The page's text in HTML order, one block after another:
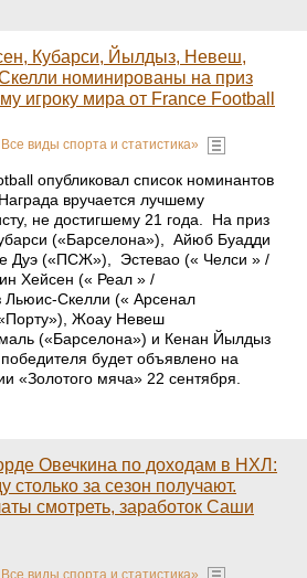
Кубарси, Йылдыз, Невеш,
номинированы на приз
игроку мира от France Football
виды спорта и статистика»
опубликовал список номинантов
вручается лучшему
не достигшему 21 года. На приз
(«Барселона»), Айюб Буадди
Дуэ («ПСЖ»), Эстевао (« Челси » /
Хейсен (« Реал » /
Скелли (« Арсенал
Жоау Невеш
(«Барселона») и Кенан Йылдыз
будет объявлено на
«Золотого мяча» 22 сентября.
Овечкина по доходам в НХЛ:
столько за сезон получают.
смотреть, заработок Саши
виды спорта и статистика»